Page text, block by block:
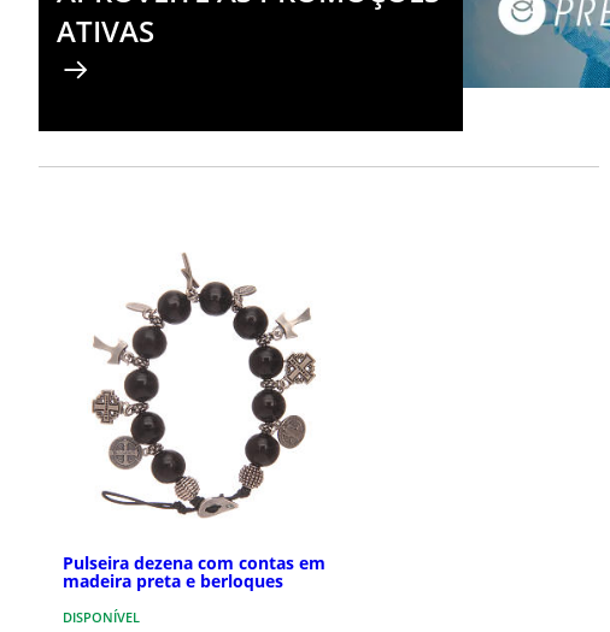
ATIVAS
Pulseira dezena com contas em
madeira preta e berloques
DISPONÍVEL